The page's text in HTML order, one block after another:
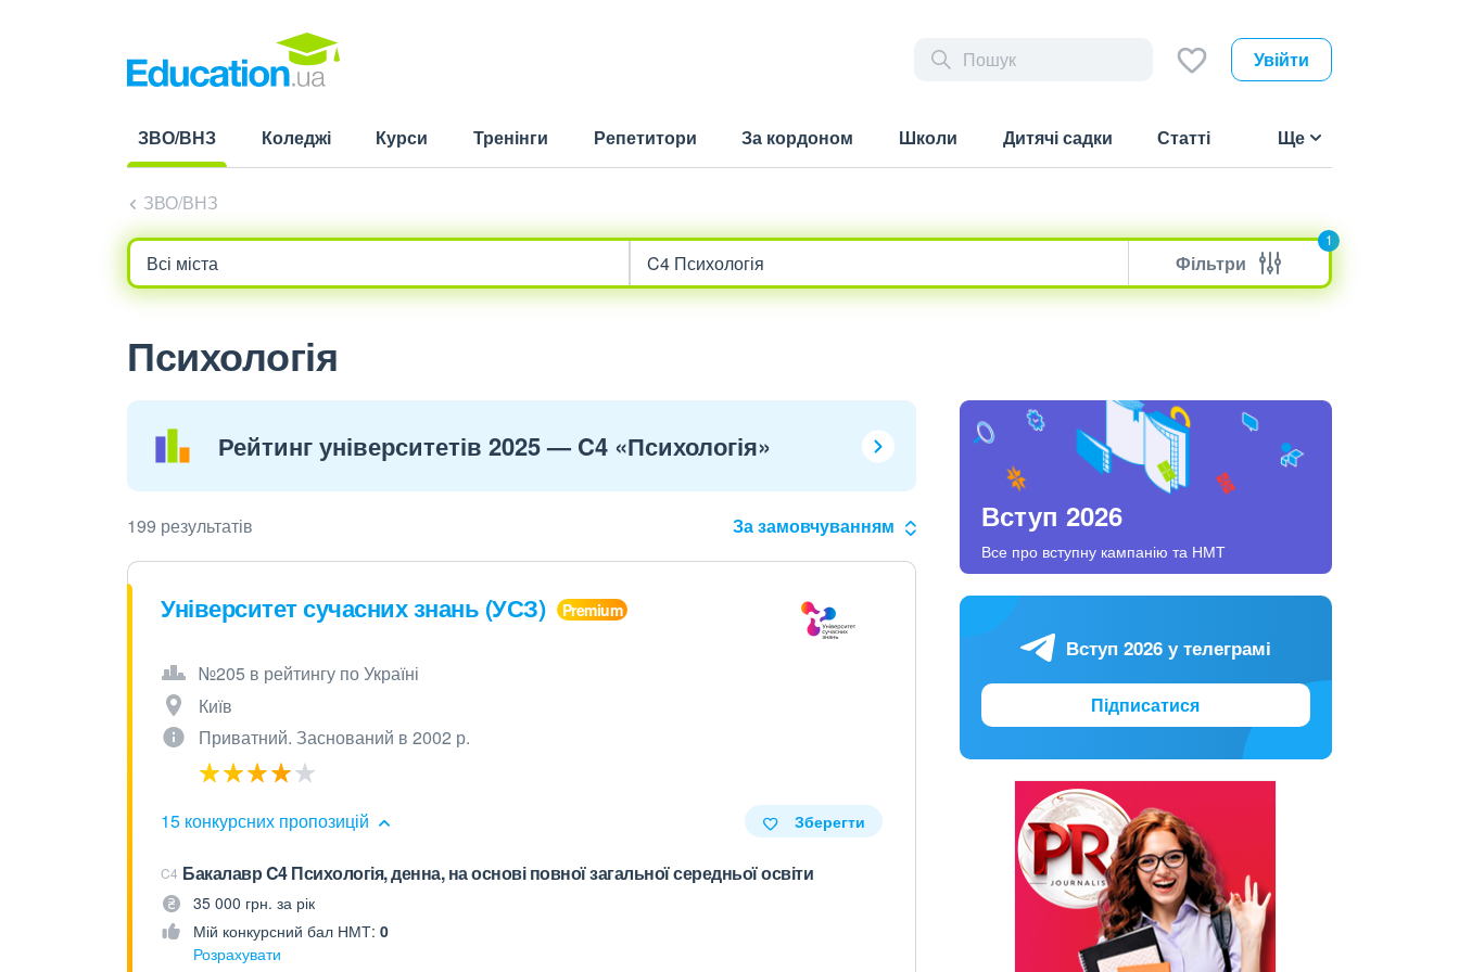
Увійти
ЗВО/ВНЗ
Коледжі Курси Тренінги Репетитори За кордоном Школи Дитячі садки Статті Ще
ЗВО/ВНЗ
Фільтри
1
Психологія
Рейтинг університетів 2025 — C4 «Психологія»
199 результатів За замовчуванням
Університет сучасних знань (УСЗ)
№205 в рейтингу по Україні
Київ
Приватний. Заснований в 2002 р.
15 конкурсних пропозицій Зберегти
C4 Бакалавр C4 Психологія, денна, на основі повної загальної середньої освіти
35 000 грн. за рік
Мій конкурсний бал НМТ: 0
Розрахувати
Вступ 2026
Все про вступну кампанію та НМТ
Вступ 2026 у телеграмі
Підписатися